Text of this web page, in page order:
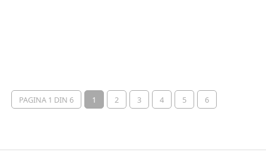
PAGINA 1 DIN 6 1 2 3 4 5 6